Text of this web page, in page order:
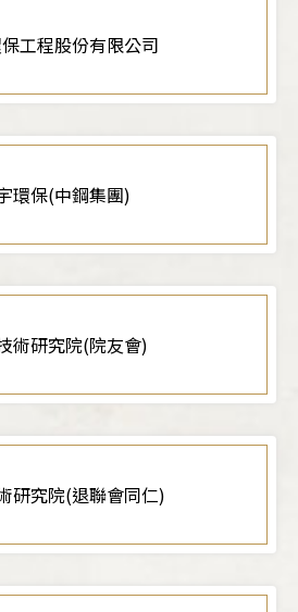
工程股份有限公司
環保(中鋼集團)
術研究院(院友會)
研究院(退聯會同仁)